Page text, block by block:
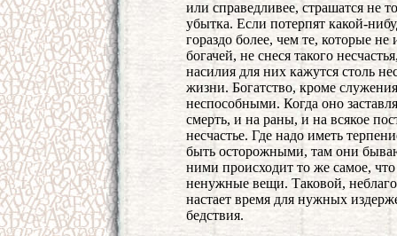
или справедливее, страшатся не
убытка. Если потерпят какой-
гораздо более, чем те, которые
богачей, не снеся такого
насилия для них кажутся столь
жизни. Богатство, кроме
неспособными. Когда оно
смерть, и на раны, и на всякое
несчастье. Где надо иметь
быть осторожными, там они
ними происходит то же самое,
ненужные вещи. Таковой,
настает время для нужных
бедствия.